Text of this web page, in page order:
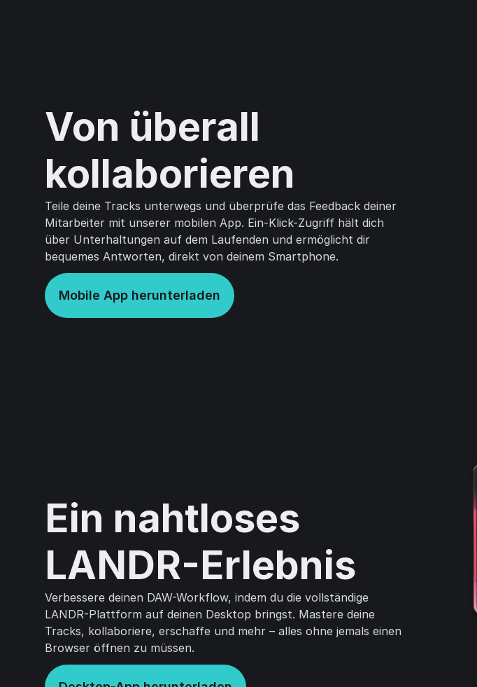
Von überall
kollaborieren
Teile deine Tracks unterwegs und überprüfe das Feedback deiner
Mitarbeiter mit unserer mobilen App. Ein-Klick-Zugriff hält dich
über Unterhaltungen auf dem Laufenden und ermöglicht dir
bequemes Antworten, direkt von deinem Smartphone.
Mobile App herunterladen
Ein nahtloses
LANDR-Erlebnis
Verbessere deinen DAW-Workflow, indem du die vollständige
LANDR-Plattform auf deinen Desktop bringst. Mastere deine
Tracks, kollaboriere, erschaffe und mehr – alles ohne jemals einen
Browser öffnen zu müssen.